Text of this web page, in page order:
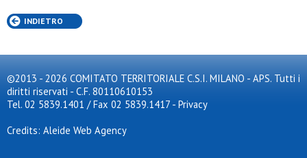
INDIETRO
©2013 - 2026 COMITATO TERRITORIALE C.S.I. MILANO - APS. Tutti i
diritti riservati - C.F. 80110610153
Tel. 02 5839.1401 / Fax 02 5839.1417 - Privacy
Credits: Aleide Web Agency